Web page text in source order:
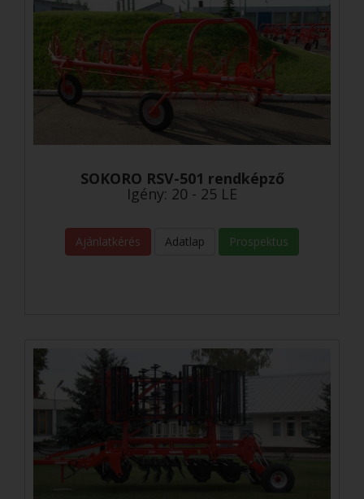
SOKORO RSV-501 rendképző
Igény: 20 - 25 LE
Ajánlatkérés Adatlap Prospektus